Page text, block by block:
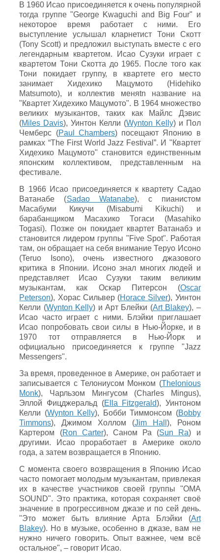
В 1960 Исао присоединяется к очень популярной
тогда группе "George Kwaguchi and Big Four" и
некоторое время работает с ними. Его
выступление услышал кларнетист Тони Скотт
(Tony Scott) и предложил выступать вместе с его
легендарным квартетом. Исао Сузуки играет с
квартетом Тони Скотта до 1965. После того как
Тони покидает группу, в квартете его место
занимает Хидехико Мацумото (Hidehiko
Matsumoto), и коллектив меняtn название на
"Квартет Хидехико Мацумото". В 1964 множество
великих музыкантов, таких как Майлс Дэвис
(Miles Davis), Уинтон Келли (Wynton Kelly) и Пол
Чемберс (Paul Chambers) посещают Японию в
рамках “The First World Jazz Festival”. И "Квартет
Хидехико Мацумото" становится единственным
японским коллективом, представленным на
фестивале.
В 1966 Исао присоединяется к квартету Садао
Ватанабе (Sadao Watanabe), с пианистом
Масабуми Кикучи (Misabumi Kikuchi) и
барабанщиком Масахико Тогаси (Masahiko
Togasi). Позже он покидает квартет Ватанабэ и
становится лидером группы "Five Spot". Работая
там, он обращает на себя внимание Теруо Исоно
(Teruo Isono), очень известного джазового
критика в Японии. Исоно знал многих людей и
представляет Исао Сузуки таким великим
музыкантам, как Оскар Питерсон (Oscar
Peterson), Хорас Сильвер (Horace Silver), Уинтон
Келли (Wynton Kelly) и Арт Блейки (Art Blakey), –
Исао часто играет с ними. Блэйки приглашает
Исао попробовать свои силы в Нью-Йорке, и в
1970 тот отправляется в Нью-Йорк и
официально присоединяется к группе "Jazz
Messengers".
За время, проведенное в Америке, он работает и
записывается с Телониусом Монком (Thelonious
Monk), Чарльзом Мингусом (Charles Mingus),
Эллой Фицджеральд (Ella Fitzgerald), Уинтоном
Келли (Wynton Kelly), Бобби Тиммонсом (Bobby
Timmons), Джимом Холлом (Jim Hall ), Роном
Картером (Ron Carter), Саном Ра (Sun Ra) и
другими. Исао проработает в Америке около
года, а затем возвращается в Японию.
С момента своего возвращения в Японию Исаo
часто помогает молодым музыкантам, привлекая
их в качестве участников своей группы "OMA
SOUND". Это практика, которая сохраняет своё
значение в прогрессивном джазе и по сей день.
"Это может быть влияние Арта Блэйки (Art
Blakey). Но в музыке, особенно в джазе, вам не
нужно ничего говорить. Опыт важнее, чем всё
остальное", – говорит Исао.